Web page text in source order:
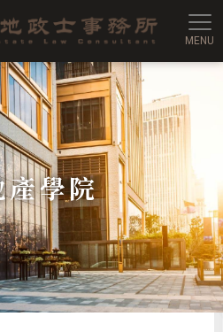
里
產學院